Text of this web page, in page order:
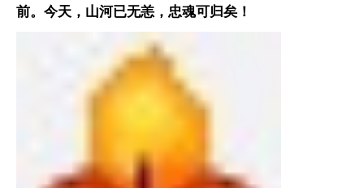
前。今天，山河已无恙，忠魂可归矣！